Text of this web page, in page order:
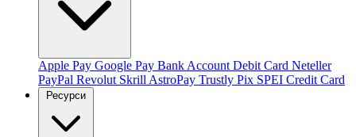
Apple Pay Google Pay Bank Account Debit Card Neteller
PayPal Revolut Skrill AstroPay Trustly Pix SPEI Credit Card
Ресурси